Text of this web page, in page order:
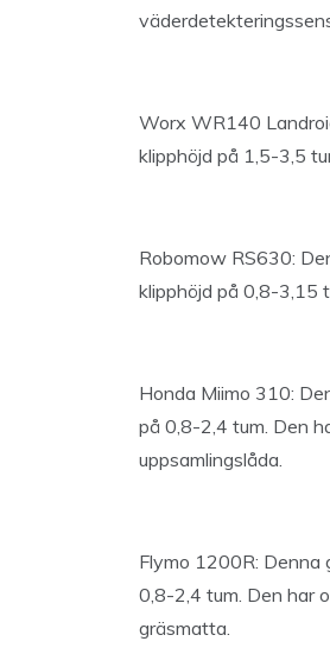
Worx WR140
klipphöjd på 1,5-3,5
Robomow RS630:
klipphöjd på 0,8-3,15
Honda Miimo 310:
på 0,8-2,4 tum. Den
uppsamlingslåda.
Flymo 1200R: Denna
0,8-2,4 tum. Den har
gräsmatta.